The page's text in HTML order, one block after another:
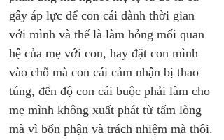
gây áp lực để con cái dành thời gian
với mình và thế là làm hỏng mối quan
hệ của mẹ với con, hay đặt con mình
vào chỗ mà con cái cảm nhận bị thao
túng, đến độ con cái buộc phải làm cho
mẹ mình không xuất phát từ tấm lòng
mà vì bổn phận và trách nhiệm mà thôi.